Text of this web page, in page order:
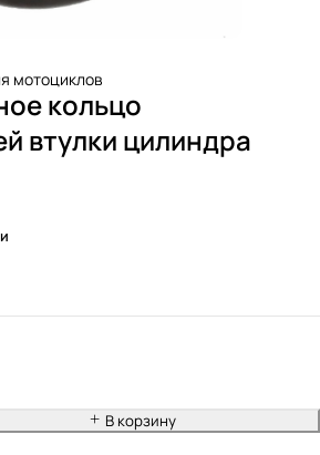
мотоциклов
кольцо
втулки цилиндра
В корзину